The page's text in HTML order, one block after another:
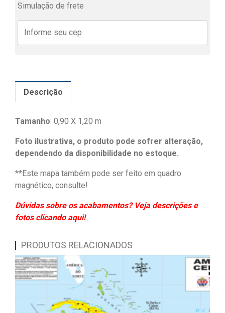
Simulação de frete
Descrição
Tamanho: 0,90 X 1,20 m
Foto ilustrativa, o produto pode sofrer alteração,
dependendo da disponibilidade no estoque.
**Este mapa também pode ser feito em quadro
magnético, consulte!
Dúvidas sobre os acabamentos? Veja descrições e
fotos clicando aqui!
PRODUTOS RELACIONADOS